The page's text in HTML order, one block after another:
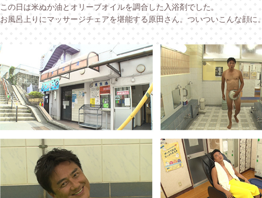
この日は米ぬか油とオリーブオイルを調合した入浴剤でした。
お風呂上りにマッサージチェアを堪能する原田さん。ついついこんな顔に。